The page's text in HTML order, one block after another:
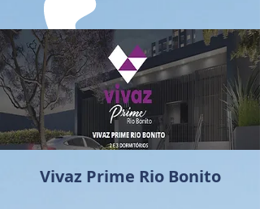
Vivaz Prime Rio Bonito